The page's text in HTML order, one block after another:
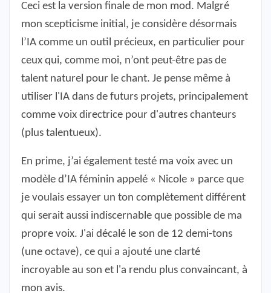
Ceci est la version finale de mon mod. Malgré
mon scepticisme initial, je considère désormais
l’IA comme un outil précieux, en particulier pour
ceux qui, comme moi, n’ont peut-être pas de
talent naturel pour le chant. Je pense même à
utiliser l'IA dans de futurs projets, principalement
comme voix directrice pour d'autres chanteurs
(plus talentueux).
En prime, j’ai également testé ma voix avec un
modèle d’IA féminin appelé « Nicole » parce que
je voulais essayer un ton complètement différent
qui serait aussi indiscernable que possible de ma
propre voix. J'ai décalé le son de 12 demi-tons
(une octave), ce qui a ajouté une clarté
incroyable au son et l'a rendu plus convaincant, à
mon avis.